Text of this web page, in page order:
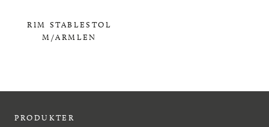
RIM STABLESTOL
M/ARMLEN
PRODUKTER